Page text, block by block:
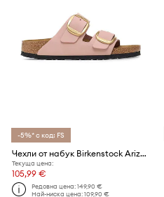
-5%* с код: FS
Чехли от набук Birkenstock Arizona Big Buckle
Текуща цена:
105,99 €
Редовна цена:149,90 €
Най-ниска цена:109,90 €